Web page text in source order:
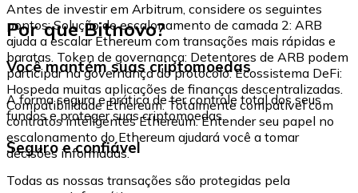
Antes de investir em Arbitrum, considere os seguintes
pontos: Solução de escalonamento de camada 2: ARB
ajuda a escalar Ethereum com transações mais rápidas e
baratas. Token de governança: Detentores de ARB podem
participar na governança do protocolo. Ecossistema DeFi:
Hospeda muitas aplicações de finanças descentralizadas.
Compatibilidade Ethereum: Totalmente compatível com
contratos inteligentes Ethereum. Entender seu papel no
escalonamento do Ethereum ajudará você a tomar
decisões informadas.
Por que Bitnovo?
Você mantém suas criptomoedas
A forma segura e prática de ter controle total dos seus
fundos e proteger suas criptomoedas.
Seguro e confiável
Todas as nossas transações são protegidas pela